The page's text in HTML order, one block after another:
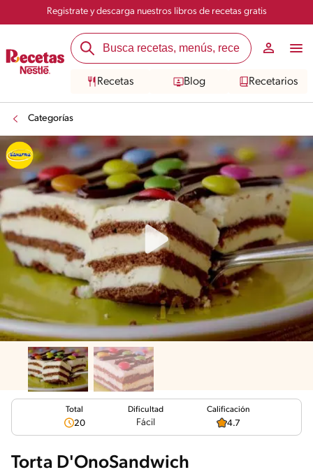
Registrate y descarga nuestros libros de recetas gratis
Recetas Blog Recetarios
Categorías
Total
20
Dificultad
Fácil
Calificación
4.7
Torta D'OnoSandwich